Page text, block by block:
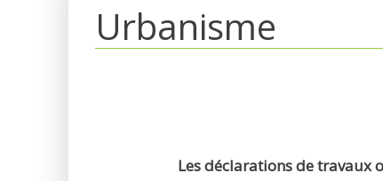
Urbanisme
Les déclarations de travaux